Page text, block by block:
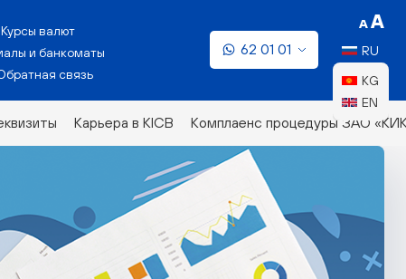
RU
KG
EN
Карьера в KICB Комплаенс процедуры ЗАО
Курсы валют
и банкоматы
связь
62 01 01